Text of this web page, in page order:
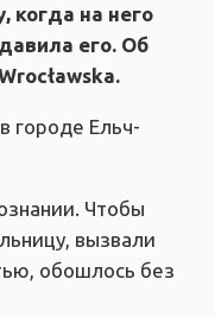
когда на него
его. Об
городе Ельч-
Чтобы
вызвали
обошлось без